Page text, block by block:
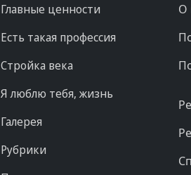
Главные ценности
Есть такая профессия
Стройка века
Я люблю тебя, жизнь
Галерея
Рубрики
О